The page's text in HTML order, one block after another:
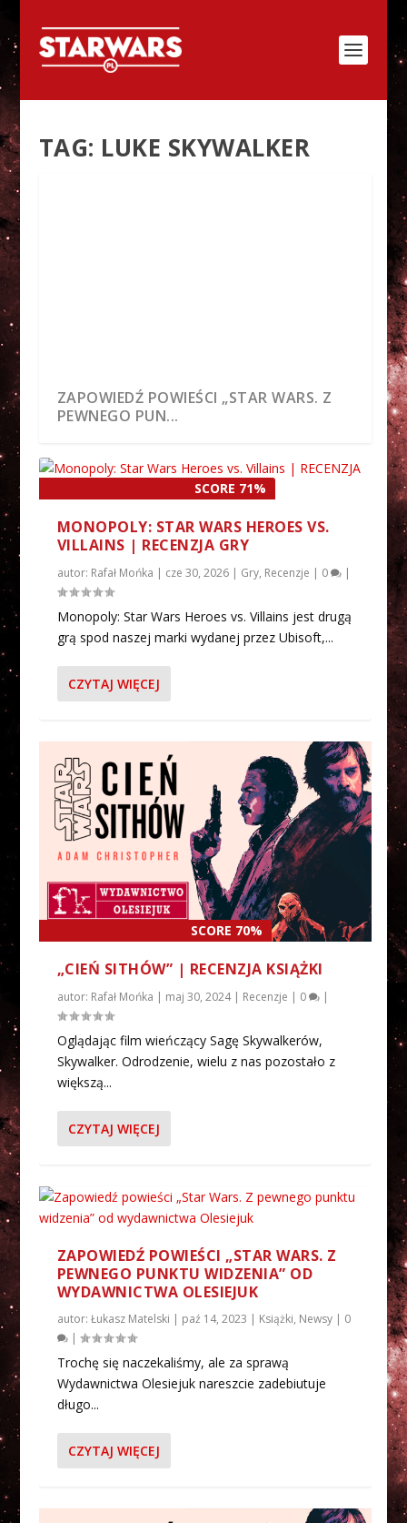
TAG: LUKE SKYWALKER
ZAPOWIEDŹ POWIEŚCI „STAR WARS. Z
PEWNEGO PUN...
ZAPOWIEDŹ POWIEŚCI „CIEŃ SITHÓW”
OD WY...
JON FAVREAU ZDRADZA, ILE CZASU
GROGU SPĘDZIŁ Z LUK...
PIERWSZE OFICJALNE ZDJĘCIA Z
SERIALU „OBI-WAN KENO...
EGMONT ZAPOWIADA NOWĄ SERIĘ
KANONICZNYCH KOMIKSÓW...
THE MANDALORIAN S02E08 | RECENZJA
SERIALU
SCORE 71%
MONOPOLY: STAR WARS HEROES VS.
VILLAINS | RECENZJA GRY
autor: Rafał Mońka | cze 30, 2026| Gry, Recenzje | 0 |
Monopoly: Star Wars Heroes vs. Villains jest drugą
grą spod naszej marki wydanej przez Ubisoft,...
CZYTAJ WIĘCEJ
SCORE 70%
„CIEŃ SITHÓW” | RECENZJA KSIĄŻKI
autor: Rafał Mońka | maj 30, 2024| Recenzje | 0 |
Oglądając film wieńczący Sagę Skywalkerów,
Skywalker. Odrodzenie, wielu z nas pozostało z
większą...
CZYTAJ WIĘCEJ
ZAPOWIEDŹ POWIEŚCI „STAR WARS. Z
PEWNEGO PUNKTU WIDZENIA” OD
WYDAWNICTWA OLESIEJUK
autor: Łukasz Matelski | paź 14, 2023 | Książki, Newsy| 0
|
Trochę się naczekaliśmy, ale za sprawą
Wydawnictwa Olesiejuk nareszcie zadebiutuje
długo...
CZYTAJ WIĘCEJ